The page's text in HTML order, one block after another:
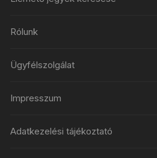
Rólunk
Ügyfélszolgálat
Impresszum
Adatkezelési tájékoztató